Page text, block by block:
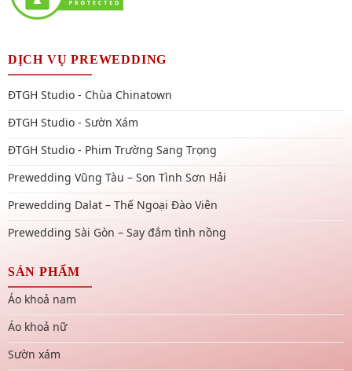
DỊCH VỤ PREWEDDING
ĐTGH Studio - Chùa Chinatown
ĐTGH Studio - Sườn Xám
ĐTGH Studio - Phim Trường Sang Trọng
Prewedding Vũng Tàu – Son Tình Sơn Hải
Prewedding Dalat – Thế Ngoại Đào Viên
Prewedding Sài Gòn – Say đắm tình nồng
SẢN PHẨM
Áo khoả nam
Áo khoả nữ
Sườn xám